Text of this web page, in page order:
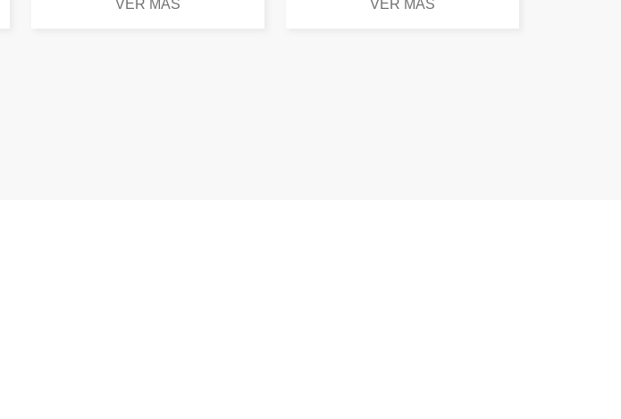
VER MÁS VER MÁS